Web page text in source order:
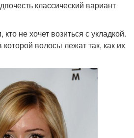
классический вариант
не хочет возиться с укладкой.
волосы лежат так, как их